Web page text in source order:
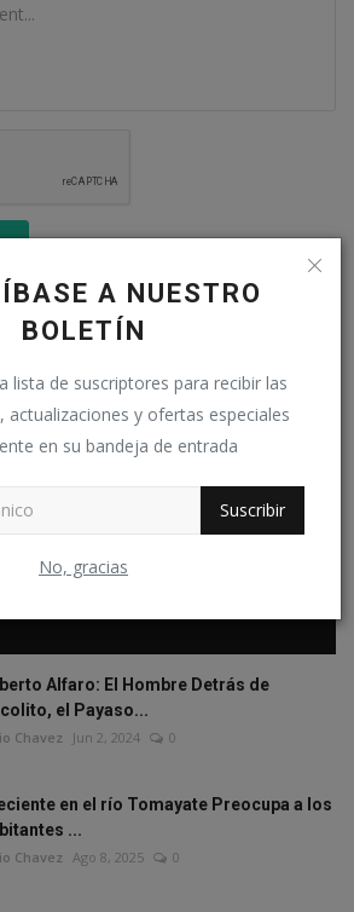
A NUESTRO
BOLETÍN
lista de suscriptores para recibir las
actualizaciones y ofertas especiales
en su bandeja de entrada
Suscribir
No, gracias
X (Twitter)
Alfaro: El Hombre Detrás de
el Payaso...
Chavez Jun 2, 2024 0
en el río Tomayate Preocupa a los
...
Chavez Ago 8, 2025 0